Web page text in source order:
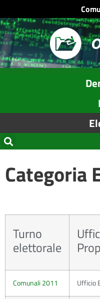
Categoria
Turno
elettorale
Comunali 2011 Ufficio